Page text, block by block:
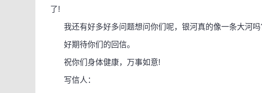
了!
我还有好多好多问题想问你们呢，银河真的像一条大河吗
好期待你们的回信。
祝你们身体健康，万事如意!
写信人：